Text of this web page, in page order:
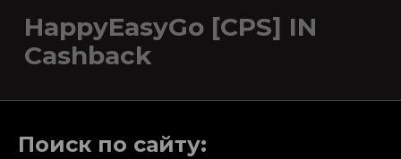
HappyEasyGo [CPS] IN
Cashback
Поиск по сайту: